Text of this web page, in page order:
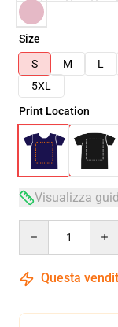
Size
S
M L
5XL
Print Location
Visualizza
Questa